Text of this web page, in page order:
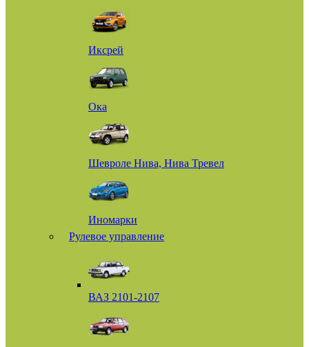
Иксрей
Ока
Шевроле Нива, Нива Тревел
Иномарки
Рулевое управление
ВАЗ 2101-2107